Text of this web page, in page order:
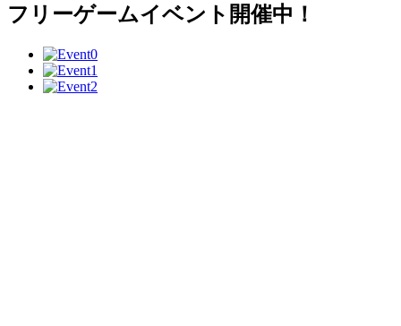
フリーゲームイベント開催中！